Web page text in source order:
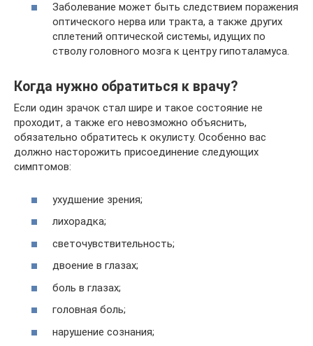
Заболевание может быть следствием поражения
оптического нерва или тракта, а также других
сплетений оптической системы, идущих по
стволу головного мозга к центру гипоталамуса.
Когда нужно обратиться к врачу?
Если один зрачок стал шире и такое состояние не
проходит, а также его невозможно объяснить,
обязательно обратитесь к окулисту. Особенно вас
должно насторожить присоединение следующих
симптомов:
ухудшение зрения;
лихорадка;
светочувствительность;
двоение в глазах;
боль в глазах;
головная боль;
нарушение сознания;